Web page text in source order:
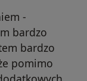
-
bardzo
bardzo
pomimo